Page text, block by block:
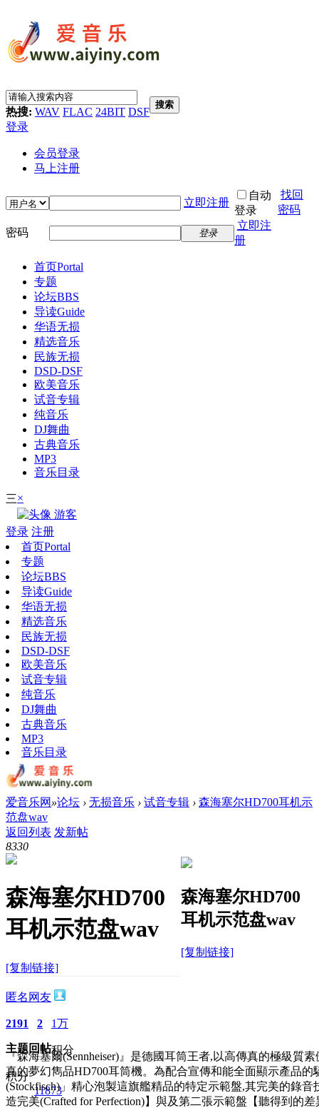
热搜: WAV FLAC 24BIT DSF
搜索
登录
会员登录
马上注册
立即注册
自动
登录
找回
密码
密码
登录
立即注
册
首页Portal
专题
论坛BBS
导读Guide
华语无损
精选音乐
民族无损
DSD-DSF
欧美音乐
试音专辑
纯音乐
DJ舞曲
古典音乐
MP3
音乐目录
三×
游客
登录 注册
首页Portal
专题
论坛BBS
导读Guide
华语无损
精选音乐
民族无损
DSD-DSF
欧美音乐
试音专辑
纯音乐
DJ舞曲
古典音乐
MP3
音乐目录
爱音乐网 »论坛 › 无损音乐 › 试音专辑 › 森海塞尔HD700耳机示
范盘wav
返回列表 发新帖
8330
森海塞尔HD700
耳机示范盘wav
[复制链接]
森海塞尔HD700
耳机示范盘wav
[复制链接]
匿名网友
2191
主题
2
回帖
1万
积分
积分
11873
『森海塞爾(Sennheiser)』是德國耳筒王者,以高傳真的極級質
真的夢幻雋品HD700耳筒機。為配合宣傳和能全面顯示產品
(Stockfisch)」精心泡製這旗艦精品的特定示範盤,其完美的錄
造完美(Crafted for Perfection)】與及第二張示範盤【聽得到的